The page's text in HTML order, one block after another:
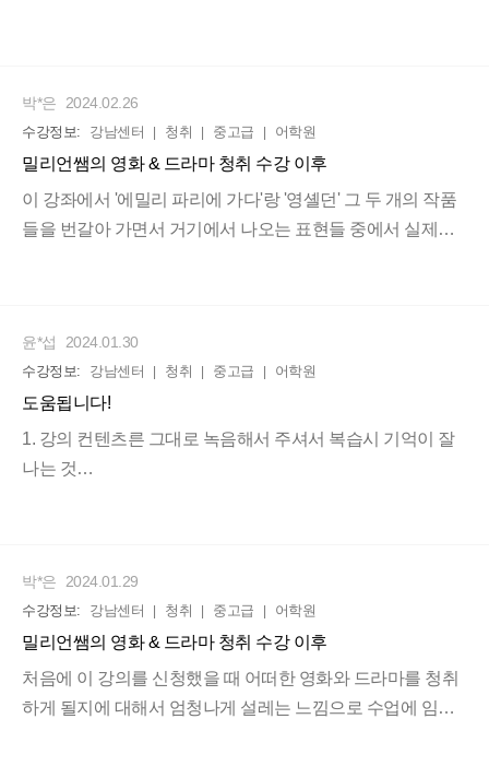
제가 외국인들과 대화를 할 때나 시험준비를 하면서 제일 크
게 느낀 점은 의외로 발음과 인토네이션이 제일 중요한 거였
답니다. 발음을 제대로 못하면 그들이 잘 못 알아듣더라구요.
발음과 인토네이션 그리고 스피킹까지 잡기에 최고의 수업
이에요!!
그러면서 어떻게 들리는 지 발음이 어떻게 되는 지 배우게된
답니다. 그러면서 쌤이 입술과 혀의 위치는 어디인지 꼼꼼하
고 상세하게 알려주세요. 또 인토네이션과 연음도 알려주시
면서 예쁜 발음으로 만들어주세요. 이러는 과정에서 어떻게
발음이 되는 지 알게 되니 자연스럽게 영어가 들리게 되더라
또한 쌤이 친절하시고 유쾌하셔서 언제든지 질문을 해도 학
생 눈높이에 맞게 상세히 설명해주세요!( 제가 질문이 많아여
ㅎㅎ). 그리고 학생의 어느부분의 발음과 듣기가 문제점인지
알려주세요. 개개인의 실력에 맞게 신경써주세요. 듣기 수업
박*은 2024.02.26
수강정보: 강남센터 청취 중고급 어학원
밀리언쌤의 영화 & 드라마 청취 수강 이후
이 강좌에서 '에밀리 파리에 가다'랑 '영셸던' 그 두 개의 작품
들을 번갈아 가면서 거기에서 나오는 표현들 중에서 실제로
들려주셨는데, 그 훈련으로 인해서 발음이나 어디에 강세를
줘야 하는지에 대해서 이 강좌를 통해서 익히게 되었다. '에밀
리 파리에 가다'에서는 약간 어렵고 발음하기 살짝 복잡한 문
장들이 몇 개 있었지만, 선생님께서 문장을 일단은 몇 번 들려
주고 발음할 때 안 되는 부분이 있으면 수정을 해주셨던 부분
꼈다. 이 수업이 계속해서 오래 유지되었으면 좋겠다. 주변 친
구들한테 이 수업은 꼭 들어달라고 추천을 엄청나게 많이 하
고 싶다 .
윤*섭 2024.01.30
수강정보: 강남센터 청취 중고급 어학원
도움됩니다!
1. 강의 컨텐츠른 그대로 녹음해서 주셔서 복습시 기억이 잘
나는 것
해주셔서 좋았습니다 :)
박*은 2024.01.29
수강정보: 강남센터 청취 중고급 어학원
밀리언쌤의 영화 & 드라마 청취 수강 이후
처음에 이 강의를 신청했을 때 어떠한 영화와 드라마를 청취
하게 될지에 대해서 엄청나게 설레는 느낌으로 수업에 임했